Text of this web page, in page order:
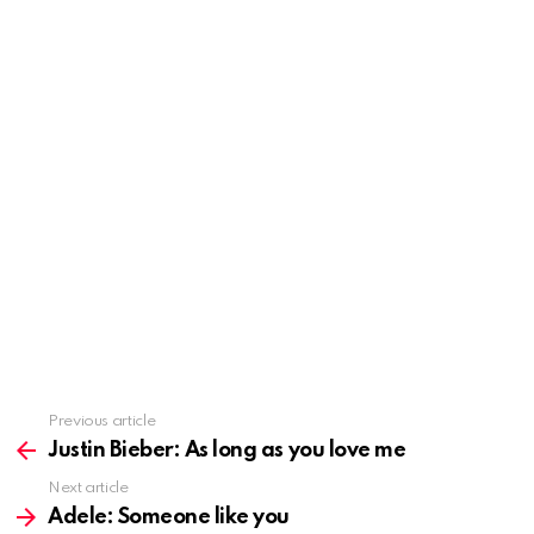
more
Previous article
Justin Bieber: As long as you love me
Next article
Adele: Someone like you